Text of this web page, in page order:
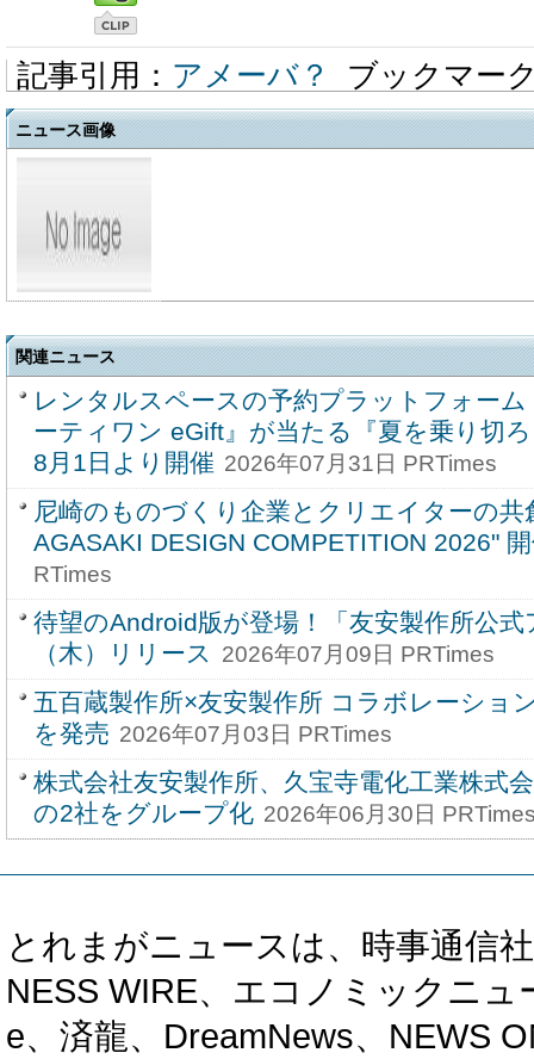
記事引用： アメーバ？ ブックマー
ニュース画像
関連ニュース
レンタルスペースの予約プラットフォー
ーティワン eGift』が当たる『夏を乗り切
8月1日より開催 2026年07月31日 PRTimes
尼崎のものづくり企業とクリエイターの
AGASAKI DESIGN COMPETITION 2026"
RTimes
待望のAndroid版が登場！「友安製作所公
（木）リリース 2026年07月09日 PRTimes
五百蔵製作所×友安製作所 コラボレーショ
を発売 2026年07月03日 PRTimes
株式会社友安製作所、久宝寺電化工業株式
の2社をグループ化 2026年06月30日
とれまがニュースは、時事通信
NESS WIRE、エコノミックニ
e、済龍、DreamNews、NEWS